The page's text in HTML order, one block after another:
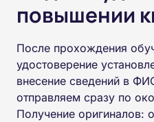
повышении
После прохождения
удостоверение
внесение сведений в
отправляем сразу по
Получение оригиналов: